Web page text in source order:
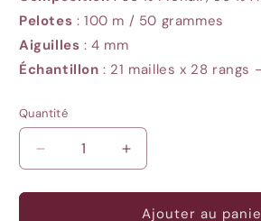
Pelotes : 100 m / 50 grammes
Aiguilles : 4 mm
Échantillon : 21 mailles x 28 rangs
Quantité
Quantité
Réduire
la
quantité
Augmenter
la
quantité
deAjouter au